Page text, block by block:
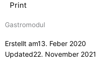
Print
Gastromodul
Erstellt am13. Feber 2020
Updated22. November 2021